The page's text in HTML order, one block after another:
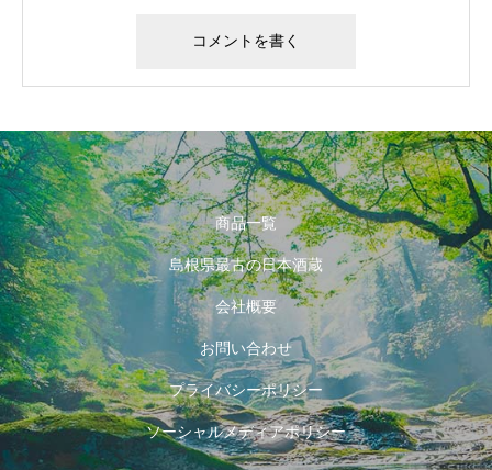
商品一覧
島根県最古の日本酒蔵
会社概要
お問い合わせ
プライバシーポリシー
ソーシャルメディアポリシー